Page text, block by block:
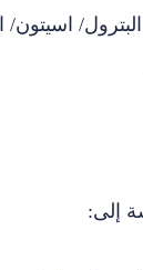
اسيتون/